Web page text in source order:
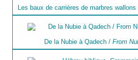
Les baux de carrières de marbres
De la Nubie à Qadech / From